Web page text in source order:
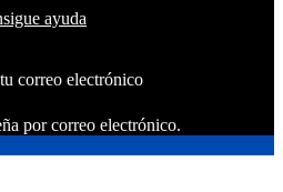
ayuda
tu correo electrónico
por correo electrónico.